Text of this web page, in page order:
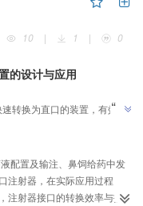
10
| 1 | 0
的设计与应用
转换为直口的装置，有效提
”
配置及输注、鼻饲给药中发
注射器，在实际应用过程
注射器接口的转换效率与护